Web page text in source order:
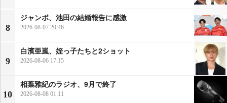
8
ジャンボ、池田の結婚報告に感激
2026-08-07 20:46
9
白濱亜嵐、姪っ子たちと2ショット
2026-08-06 17:15
10
相葉雅紀のラジオ、9月で終了
2026-08-08 01:11